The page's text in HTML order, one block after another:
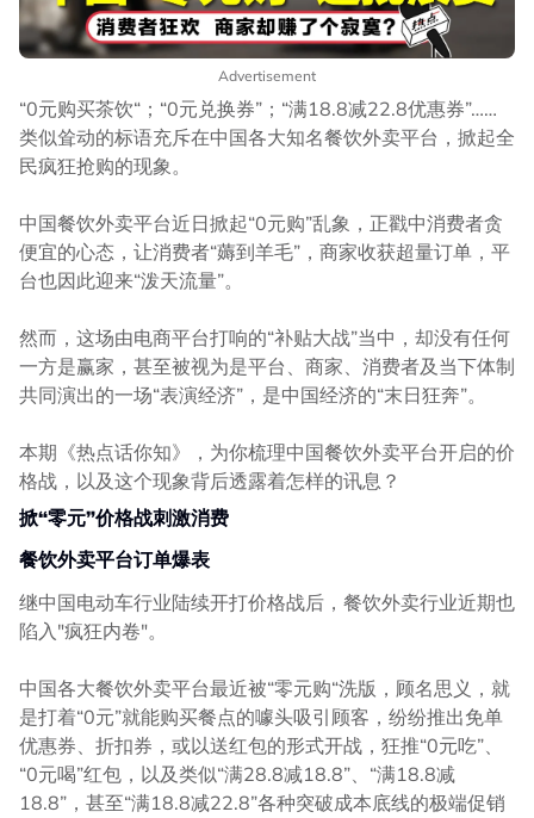
Advertisement
“0元购买茶饮“；“0元兑换券”；“满18.8减22.8优惠券”……
类似耸动的标语充斥在中国各大知名餐饮外卖平台，掀起全
民疯狂抢购的现象。
中国餐饮外卖平台近日掀起“0元购”乱象，正戳中消费者贪
便宜的心态，让消费者“薅到羊毛”，商家收获超量订单，平
台也因此迎来“泼天流量”。
然而，这场由电商平台打响的“补贴大战”当中，却没有任何
一方是赢家，甚至被视为是平台、商家、消费者及当下体制
共同演出的一场“表演经济”，是中国经济的“末日狂奔”。
本期《热点话你知》，为你梳理中国餐饮外卖平台开启的价
格战，以及这个现象背后透露着怎样的讯息？
掀“零元”价格战刺激消费
餐饮外卖平台订单爆表
继中国电动车行业陆续开打价格战后，餐饮外卖行业近期也
陷入"疯狂内卷"。
中国各大餐饮外卖平台最近被“零元购“洗版，顾名思义，就
是打着“0元”就能购买餐点的噱头吸引顾客，纷纷推出免单
优惠券、折扣券，或以送红包的形式开战，狂推“0元吃”、
“0元喝”红包，以及类似“满28.8减18.8”、“满18.8减
18.8”，甚至“满18.8减22.8”各种突破成本底线的极端促销